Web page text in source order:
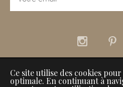
À propos Nos services
Ce site utilise des cookies
optimale. En continuant à